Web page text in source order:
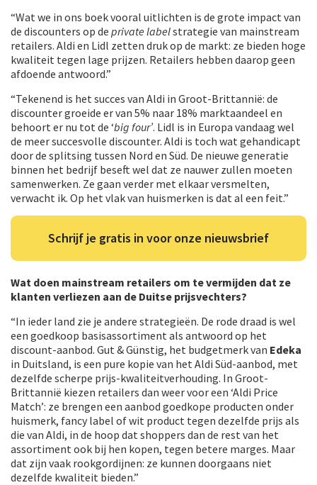
“Wat we in ons boek vooral uitlichten is de grote impact van
de discounters op de private labelstrategie van mainstream
retailers. Aldi en Lidl zetten druk op de markt: ze bieden hoge
kwaliteit tegen lage prijzen. Retailers hebben daarop geen
afdoende antwoord.”
“Tekenend is het succes van Aldi in Groot-Brittannië: de
discounter groeide er van 5% naar 18% marktaandeel en
behoort er nu tot de ‘big four’. Lidl is in Europa vandaag wel
de meer succesvolle discounter. Aldi is toch wat gehandicapt
door de splitsing tussen Nord en Süd. De nieuwe generatie
binnen het bedrijf beseft wel dat ze nauwer zullen moeten
samenwerken. Ze gaan verder met elkaar versmelten,
verwacht ik. Op het vlak van huismerken is dat al een feit.”
Schrijf je gratis in voor onze nieuwsbrief
Wat doen mainstream retailers om te vermijden dat ze
klanten verliezen aan de Duitse prijsvechters?
“In ieder land zie je andere strategieën. De rode draad is wel
een goedkoop basisassortiment als antwoord op het
discount-aanbod. Gut & Günstig, het budgetmerk van Edeka
in Duitsland, is een pure kopie van het Aldi Süd-aanbod, met
dezelfde scherpe prijs-kwaliteitverhouding. In Groot-
Brittannië kiezen retailers dan weer voor een ‘Aldi Price
Match’: ze brengen een aanbod goedkope producten onder
huismerk, fancy label of wit product tegen dezelfde prijs als
die van Aldi, in de hoop dat shoppers dan de rest van het
assortiment ook bij hen kopen, tegen betere marges. Maar
dat zijn vaak rookgordijnen: ze kunnen doorgaans niet
dezelfde kwaliteit bieden.”